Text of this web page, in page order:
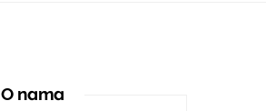
O nama